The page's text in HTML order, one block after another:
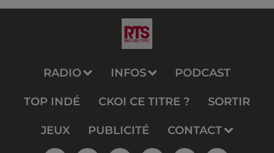
RADIO INFOS PODCAST
TOP INDÉ CKOI CE TITRE ? SORTIR
JEUX PUBLICITÉ CONTACT